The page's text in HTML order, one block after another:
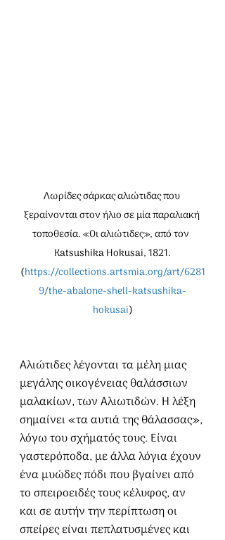
Λωρίδες σάρκας αλιώτιδας που
ξεραίνονται στον ήλιο σε μία παραλιακή
τοποθεσία. «Οι αλιώτιδες», από τον
Katsushika Hokusai, 1821.
(https://collections.artsmia.org/art/6281
9/the-abalone-shell-katsushika-
hokusai)
Αλιώτιδες λέγονται τα μέλη μιας
μεγάλης οικογένειας θαλάσσιων
μαλακίων, των Αλιωτιδών. Η λέξη
σημαίνει «τα αυτιά της θάλασσας»,
λόγω του σχήματός τους. Είναι
γαστερόποδα, με άλλα λόγια έχουν
ένα μυώδες πόδι που βγαίνει από
το σπειροειδές τους κέλυφος, αν
και σε αυτήν την περίπτωση οι
σπείρες είναι πεπλατυσμένες και